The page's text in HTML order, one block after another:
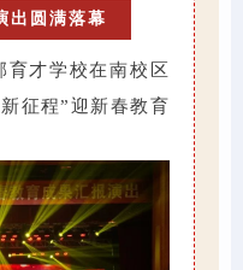
出圆满落幕
育才学校在南校区
征程”迎新春教育